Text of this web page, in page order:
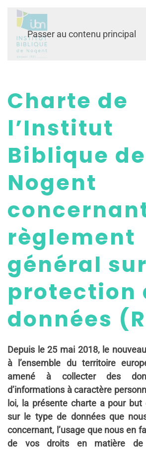
Passer au contenu principal
Charte de
l’Institut
Biblique de
Nogent
règlement
général
protection
données
Depuis le 25 mai 2018, le
à l’ensemble du territoire
amené à collecter des
d’informations à caractère
loi, la présente charte a pour but
sur le type de données que
concernant, l’usage que nous en
de vos droits en matière de